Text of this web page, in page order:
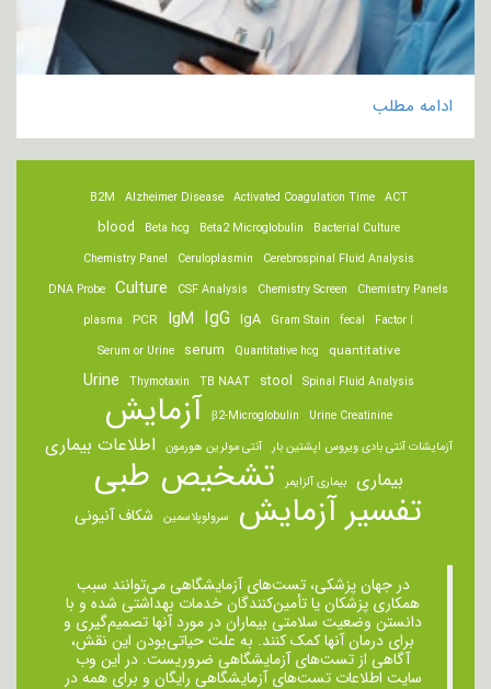
ادامه مطلب
ACT
Activated Coagulation Time
Alzheimer Disease
B2M
Bacterial Culture
Beta2 Microglobulin
Beta hcg
blood
Cerebrospinal Fluid Analysis
Ceruloplasmin
Chemistry Panel
Chemistry Panels
Chemistry Screen
CSF Analysis
Culture
DNA Probe
Factor I
fecal
Gram Stain
IgA
IgG
IgM
PCR
plasma
quantitative
Quantitative hcg
serum
Serum or Urine
Spinal Fluid Analysis
stool
TB NAAT
Thymotaxin
Urine
Urine Creatinine
β2-Microglobulin آزمایش
آزمایشات آنتی بادی ویروس اپشتین بار آنتی مولرین هورمون اطلاعات بیماری
بیماری بیماری آلزایمر تشخیص طبی
تفسیر آزمایش سرولوپلاسمین شکاف آنیونی
در جهان پزشکی، تست‌های آزمایشگاهی می‌توانند سبب
همکاری پزشکان یا تأمین‌کنندگان خدمات بهداشتی شده و با
دانستن وضعیت سلامتی بیماران در مورد آنها تصمیم‌گیری و
برای درمان ‌آنها کمک کنند. به علت حیاتی‌بودن این نقش،
آگاهی از تست‌های آزمایشگاهی ضروریست. در این وب
سایت اطلاعات تست‌های آزمایشگاهی رایگان و برای همه در